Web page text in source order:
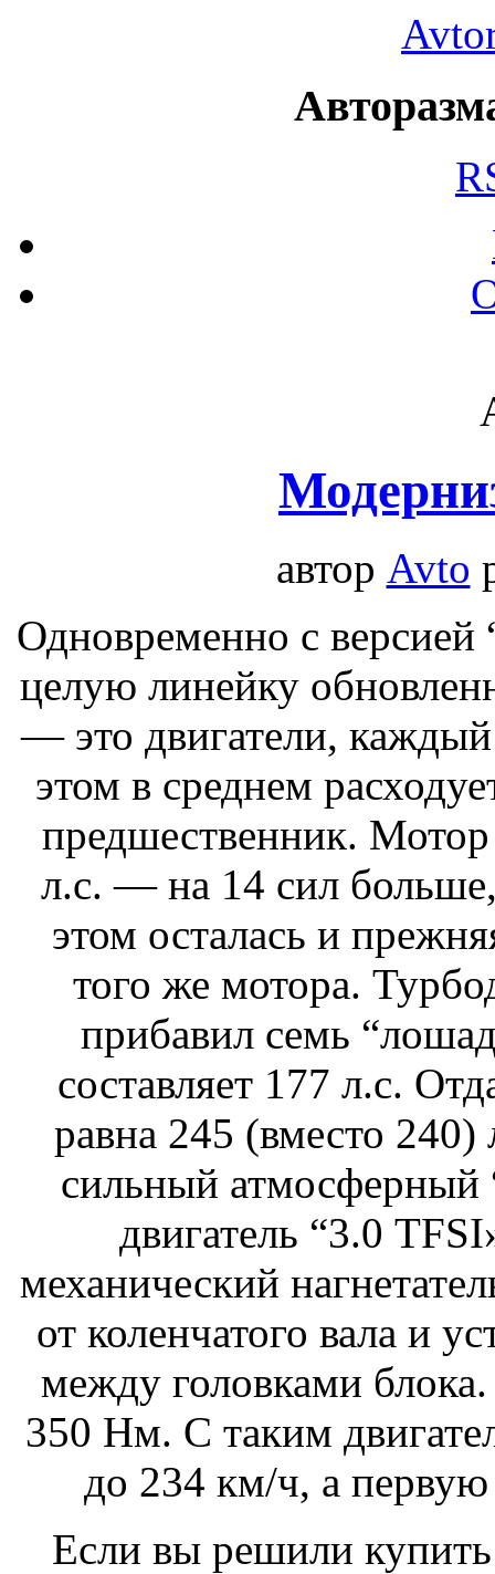
автор Avto
Одновременно с версией
целую линейку
— это двигатели,
этом в среднем
предшественник.
л.с. — на 14 сил
этом осталась и
того же мотора.
прибавил семь
составляет 177 л.с.
равна 245 (вместо
сильный атмосферный
двигатель “3.0
механический
от коленчатого вала и
между головками
350 Нм. С таким
до 234 км/ч, а первую
Если вы решили